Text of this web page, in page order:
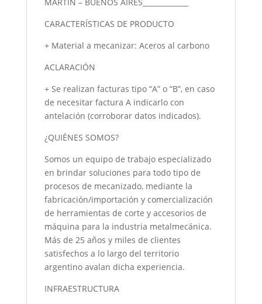
CARACTERÍSTICAS DE PRODUCTO
+ Material a mecanizar: Aceros al carbono
ACLARACIÓN
+ Se realizan facturas tipo “A” o “B”, en caso
de necesitar factura A indicarlo con
antelación (corroborar datos indicados).
¿QUIÉNES SOMOS?
Somos un equipo de trabajo especializado
en brindar soluciones para todo tipo de
procesos de mecanizado, mediante la
fabricación/importación y comercialización
de herramientas de corte y accesorios de
máquina para la industria metalmecánica.
Más de 25 años y miles de clientes
satisfechos a lo largo del territorio
argentino avalan dicha experiencia.
INFRAESTRUCTURA